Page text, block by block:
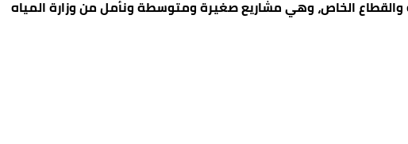
الخاص، وهي مشاريع صغيرة ومتوسطة ونأمل من وزارة المياه